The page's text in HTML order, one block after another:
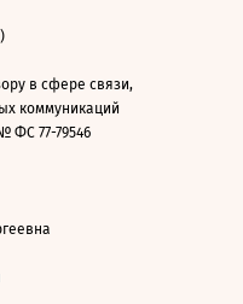
в сфере связи,
коммуникаций
ФС 77-79546